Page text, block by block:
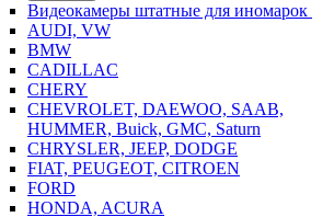
Видеокамеры штатные для иномарок
AUDI, VW
BMW
CADILLAC
CHERY
CHEVROLET, DAEWOO, SAAB,
HUMMER, Buick, GMC, Saturn
CHRYSLER, JEEP, DODGE
FIAT, PEUGEOT, CITROEN
FORD
HONDA, ACURA